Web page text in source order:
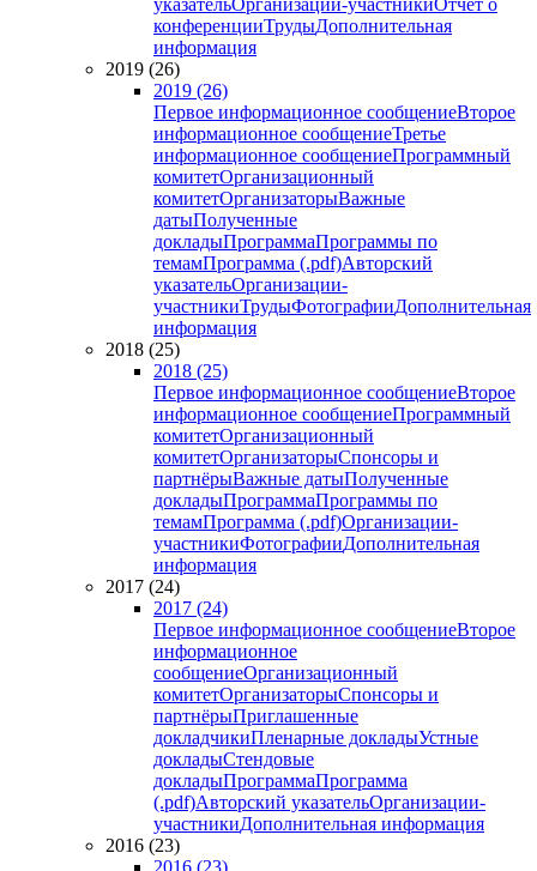
указательОрганизации-участникиОтчет о
конференцииТрудыДополнительная
информация
2019 (26)
2019 (26)
Первое информационное сообщениеВторое
информационное сообщениеТретье
информационное сообщениеПрограммный
комитетОрганизационный
комитетОрганизаторыВажные
датыПолученные
докладыПрограммаПрограммы по
темамПрограмма (.pdf)Авторский
указательОрганизации-
участникиТрудыФотографииДополнительная
информация
2018 (25)
2018 (25)
Первое информационное сообщениеВторое
информационное сообщениеПрограммный
комитетОрганизационный
комитетОрганизаторыСпонсоры и
партнёрыВажные датыПолученные
докладыПрограммаПрограммы по
темамПрограмма (.pdf)Организации-
участникиФотографииДополнительная
информация
2017 (24)
2017 (24)
Первое информационное сообщениеВторое
информационное
сообщениеОрганизационный
комитетОрганизаторыСпонсоры и
партнёрыПриглашенные
докладчикиПленарные докладыУстные
докладыСтендовые
докладыПрограммаПрограмма
(.pdf)Авторский указательОрганизации-
участникиДополнительная информация
2016 (23)
2016 (23)